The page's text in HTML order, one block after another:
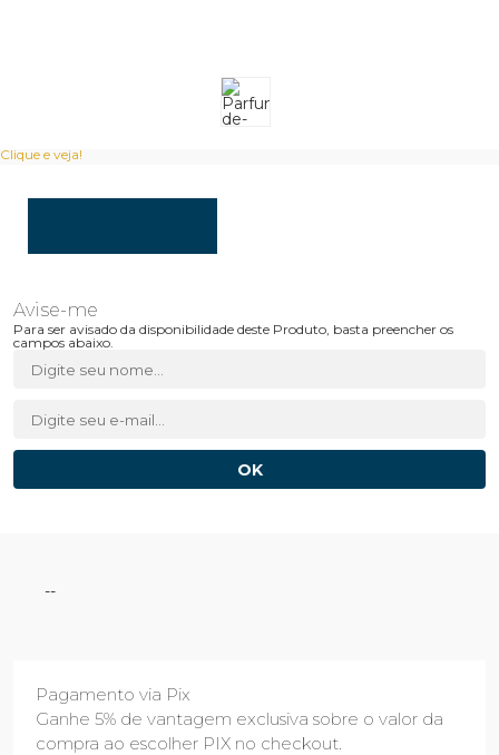
Clique e veja!
Para ser avisado da disponibilidade deste Produto, basta preencher os
campos abaixo.
--
Pagamento via Pix
Ganhe 5% de vantagem exclusiva sobre o valor da
compra ao escolher PIX no checkout.